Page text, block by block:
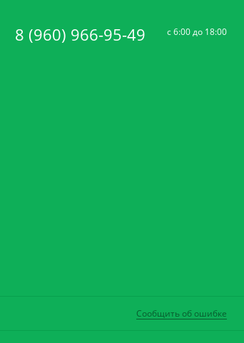
8 (960) 966-95-49 c 6:00 до 18:00
Сообщить об ошибке